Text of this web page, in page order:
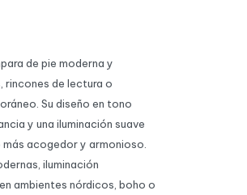
de pie moderna y
rincones de lectura o
Su diseño en tono
y una iluminación suave
acogedor y armonioso.
iluminación
ambientes nórdicos, boho o